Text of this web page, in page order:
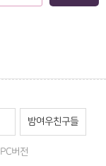
밤여우친구들
PC버전